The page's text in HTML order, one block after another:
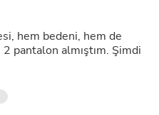
hem bedeni, hem de
pantalon almıştım. Şimdi